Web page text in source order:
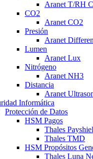
Aranet T/RH
CO2
Aranet CO2
Presión
Aranet
Lumen
Aranet Lux
Nitrógeno
Aranet NH3
Distancia
Aranet
Informática
Protección de Datos
HSM Pagos
Thales
Thales TMD
HSM Propósitos
Thales Luna